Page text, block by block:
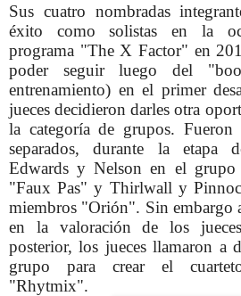
Sus cuatro nombradas
éxito como solistas en la
programa "The X Factor" en
poder seguir luego del
entrenamiento) en el primer
jueces decidieron darles otra
la categoría de grupos. Fueron
separados, durante la etapa
Edwards y Nelson en el grupo
"Faux Pas" y Thirlwall y
miembros "Orión". Sin embargo
en la valoración de los
posterior, los jueces llamaron a
grupo para crear el
"Rhytmix".